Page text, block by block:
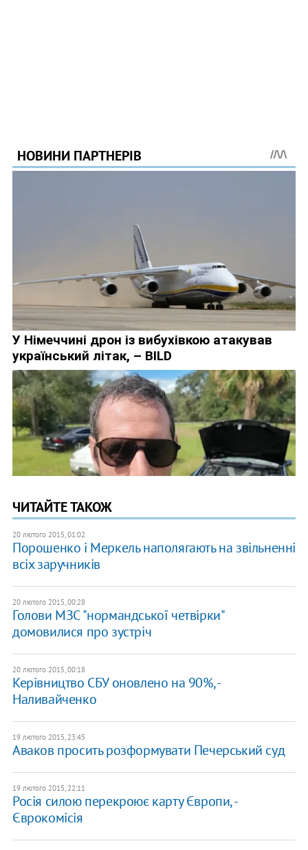
ЧИТАЙТЕ ТАКОЖ
20 лютого 2015, 01:02
Порошенко і Меркель наполягають на звільненні
всіх заручників
20 лютого 2015, 00:28
Голови МЗС "нормандської четвірки"
домовилися про зустріч
20 лютого 2015, 00:18
Керівництво СБУ оновлено на 90%, -
Наливайченко
19 лютого 2015, 23:45
Аваков просить розформувати Печерський суд
19 лютого 2015, 22:11
Росія силою перекроює карту Європи, -
Єврокомісія